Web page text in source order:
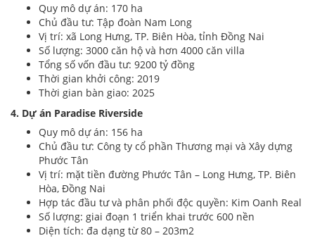
Quy mô dự án: 170 ha
Chủ đầu tư: Tập đoàn Nam Long
Vị trí: xã Long Hưng, TP. Biên Hòa, tỉnh Đồng Nai
Số lượng: 3000 căn hộ và hơn 4000 căn villa
Tổng số vốn đầu tư: 9200 tỷ đồng
Thời gian khởi công: 2019
Thời gian bàn giao: 2025
4. Dự án Paradise Riverside
Quy mô dự án: 156 ha
Chủ đầu tư: Công ty cổ phần Thương mại và Xây dựng
Phước Tân
Vị trí: mặt tiền đường Phước Tân – Long Hưng, TP. Biên
Hòa, Đồng Nai
Hợp tác đầu tư và phân phối độc quyền: Kim Oanh Real
Số lượng: giai đoạn 1 triển khai trước 600 nền
Diện tích: đa dạng từ 80 – 203m2